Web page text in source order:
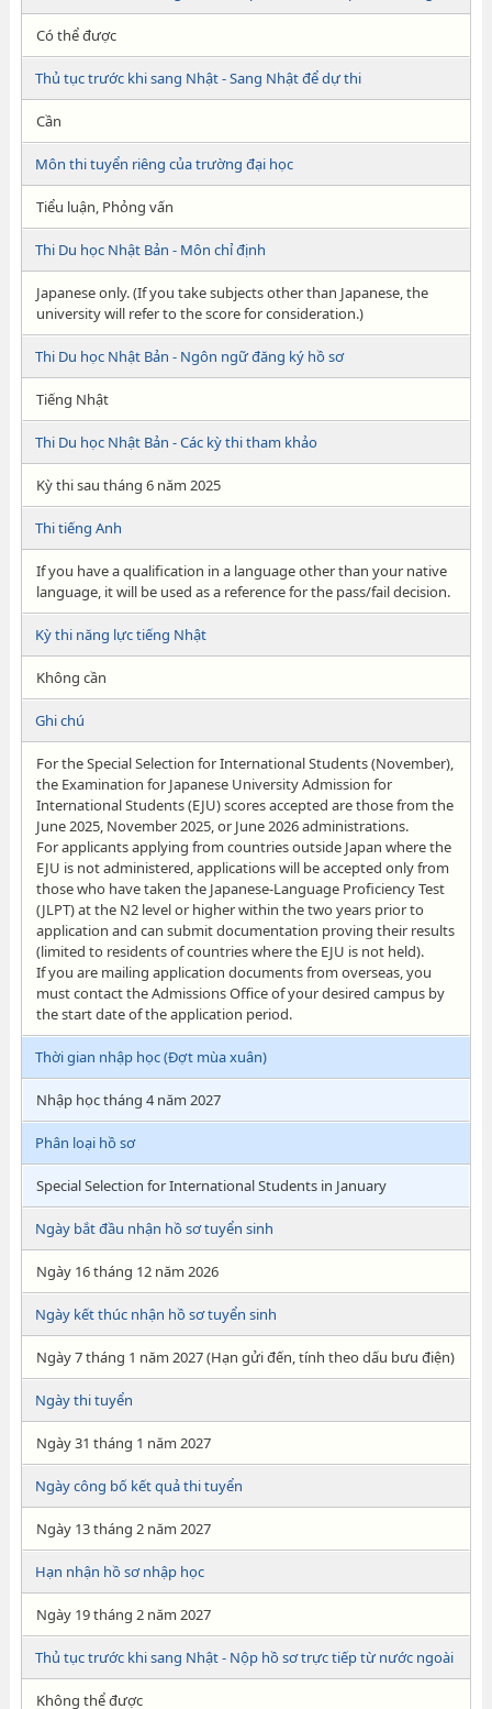
Có thể được
Thủ tục trước khi sang Nhật - Sang Nhật để dự thi
Cần
Môn thi tuyển riêng của trường đại học
Tiểu luận, Phỏng vấn
Thi Du học Nhật Bản - Môn chỉ định
Japanese only. (If you take subjects other than Japanese, the
university will refer to the score for consideration.)
Thi Du học Nhật Bản - Ngôn ngữ đăng ký hồ sơ
Tiếng Nhật
Thi Du học Nhật Bản - Các kỳ thi tham khảo
Kỳ thi sau tháng 6 năm 2025
Thi tiếng Anh
If you have a qualification in a language other than your native
language, it will be used as a reference for the pass/fail decision.
Kỳ thi năng lực tiếng Nhật
Không cần
Ghi chú
For the Special Selection for International Students (November),
the Examination for Japanese University Admission for
International Students (EJU) scores accepted are those from the
June 2025, November 2025, or June 2026 administrations.
For applicants applying from countries outside Japan where the
EJU is not administered, applications will be accepted only from
those who have taken the Japanese-Language Proficiency Test
(JLPT) at the N2 level or higher within the two years prior to
application and can submit documentation proving their results
(limited to residents of countries where the EJU is not held).
If you are mailing application documents from overseas, you
must contact the Admissions Office of your desired campus by
the start date of the application period.
Thời gian nhập học (Đợt mùa xuân)
Nhập học tháng 4 năm 2027
Phân loại hồ sơ
Special Selection for International Students in January
Ngày bắt đầu nhận hồ sơ tuyển sinh
Ngày 16 tháng 12 năm 2026
Ngày kết thúc nhận hồ sơ tuyển sinh
Ngày 7 tháng 1 năm 2027 (Hạn gửi đến, tính theo dấu bưu điện)
Ngày thi tuyển
Ngày 31 tháng 1 năm 2027
Ngày công bố kết quả thi tuyển
Ngày 13 tháng 2 năm 2027
Hạn nhận hồ sơ nhập học
Ngày 19 tháng 2 năm 2027
Thủ tục trước khi sang Nhật - Nộp hồ sơ trực tiếp từ nước ngoài
Không thể được